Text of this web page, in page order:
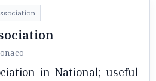
in National; useful